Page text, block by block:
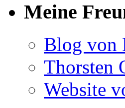
Meine
Blog von
Thorsten
Website